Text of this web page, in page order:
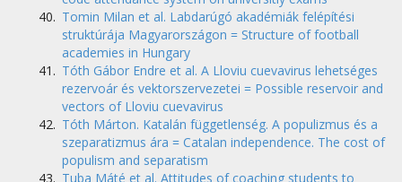
Tomin Milan et al. Labdarúgó akadémiák felépítési
struktúrája Magyarországon = Structure of football
academies in Hungary
Tóth Gábor Endre et al. A Lloviu cuevavirus lehetséges
rezervoár és vektorszervezetei = Possible reservoir and
vectors of Lloviu cuevavirus
Tóth Márton. Katalán függetlenség. A populizmus és a
szeparatizmus ára = Catalan independence. The cost of
populism and separatism
Tuba Máté et al. Attitudes of coaching students to